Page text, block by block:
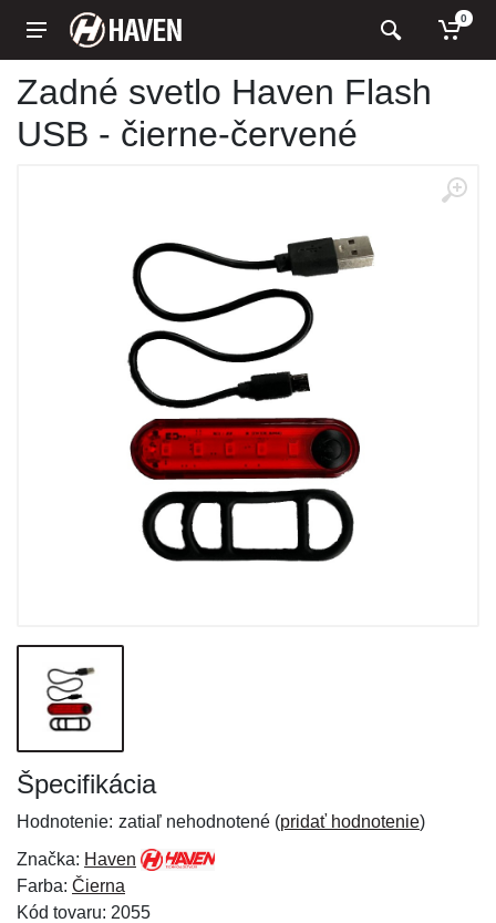
0
Zadné svetlo Haven Flash
USB - čierne-červené
Špecifikácia
Hodnotenie: zatiaľ nehodnotené (pridať hodnotenie)
Značka: Haven
Farba: Čierna
Kód tovaru: 2055